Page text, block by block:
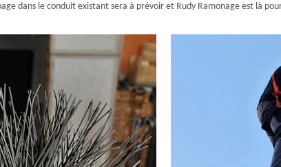
dans le conduit existant sera à prévoir et Rudy Ramonage est là